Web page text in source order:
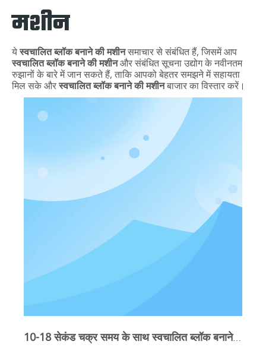
मशीन
येस्वचालित ब्लॉक बनाने की मशीनसमाचार से संबंधित हैं, जिसमें आप
स्वचालित ब्लॉक बनाने की मशीनऔर संबंधित सूचना उद्योग के नवीनतम
रुझानों के बारे में जान सकते हैं, ताकि आपको बेहतर समझने में सहायता
मिल सके औरस्वचालित ब्लॉक बनाने की मशीनबाजार का विस्तार करें।
10-18 सेकंड चक्र समय के साथ स्वचालित ब्लॉक बनाने की मशीन: सुपरसोनिक गति का क्या मतलब है